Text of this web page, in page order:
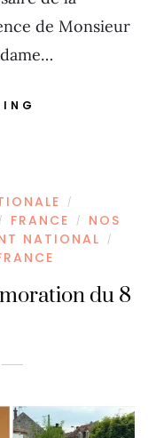
de Monsieur
/
/ FRANCE /
NOS
NATIONAL /
du 8